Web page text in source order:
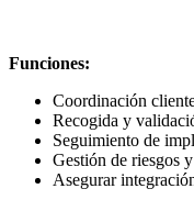
Funciones:
Coordinación
Recogida y
Seguimiento de
Gestión de riesgos
Asegurar